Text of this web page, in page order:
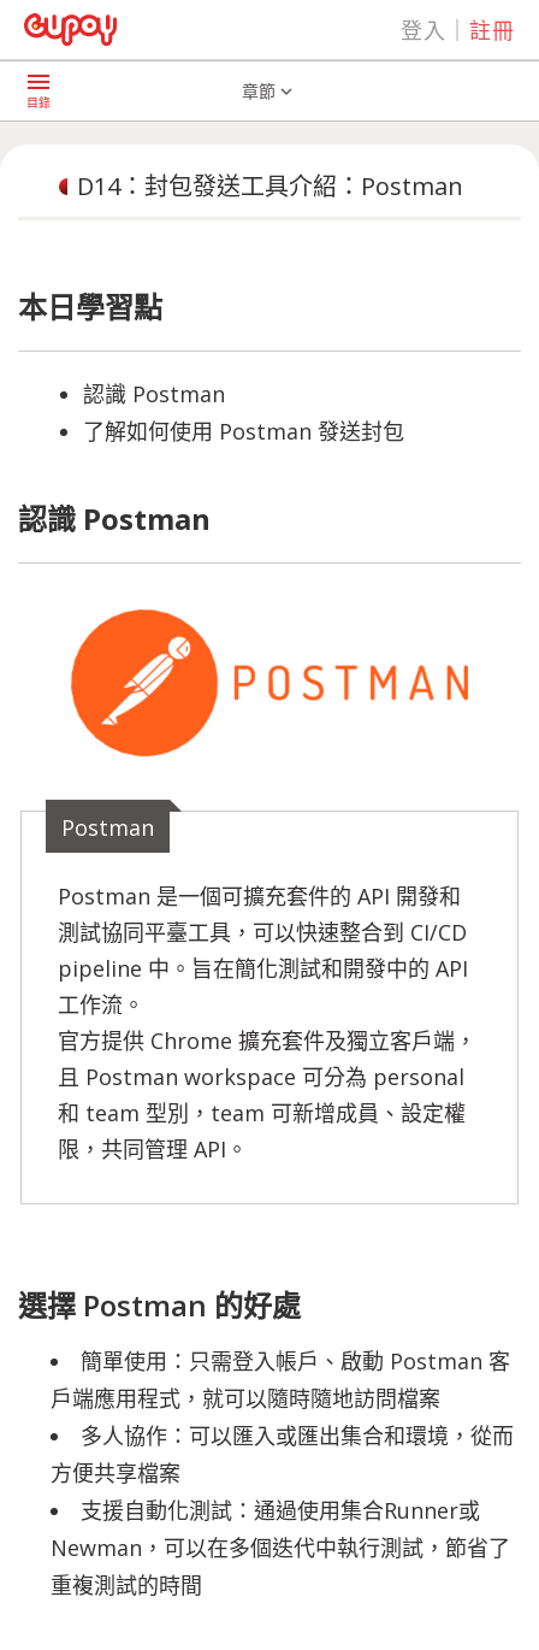
登入 ｜註冊
AI共學社群play_arrow
menu
目錄
章節 expand_more
D14：封包發送工具介紹：Postman
本日學習點
認識 Postman
了解如何使用 Postman 發送封包
認識 Postman
Postman
Postman 是一個可擴充套件的 API 開發和
測試協同平臺工具，可以快速整合到 CI/CD
pipeline 中。旨在簡化測試和開發中的 API
工作流。
官方提供 Chrome 擴充套件及獨立客戶端，
且 Postman workspace 可分為 personal
和 team 型別，team 可新增成員、設定權
限，共同管理 API。
選擇 Postman 的好處
簡單使用：只需登入帳戶、啟動 Postman 客
戶端應用程式，就可以隨時隨地訪問檔案
多人協作：可以匯入或匯出集合和環境，從而
方便共享檔案
支援自動化測試：通過使用集合Runner或
Newman，可以在多個迭代中執行測試，節省了
重複測試的時間